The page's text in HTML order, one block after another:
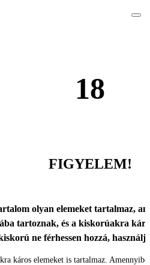
18
FIGYELEM!
olyan elemeket tartalmaz,
tartoznak, és a kiskorúakra
ne férhessen hozzá,
káros elemeket is tartalmaz.